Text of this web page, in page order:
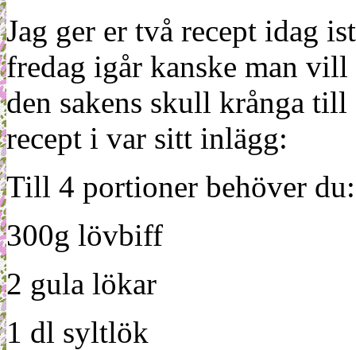
Jag ger er två recept idag
fredag igår kanske man
den sakens skull krånga till
recept i var sitt inlägg:
Till 4 portioner behöver du:
300g lövbiff
2 gula lökar
1 dl syltlök